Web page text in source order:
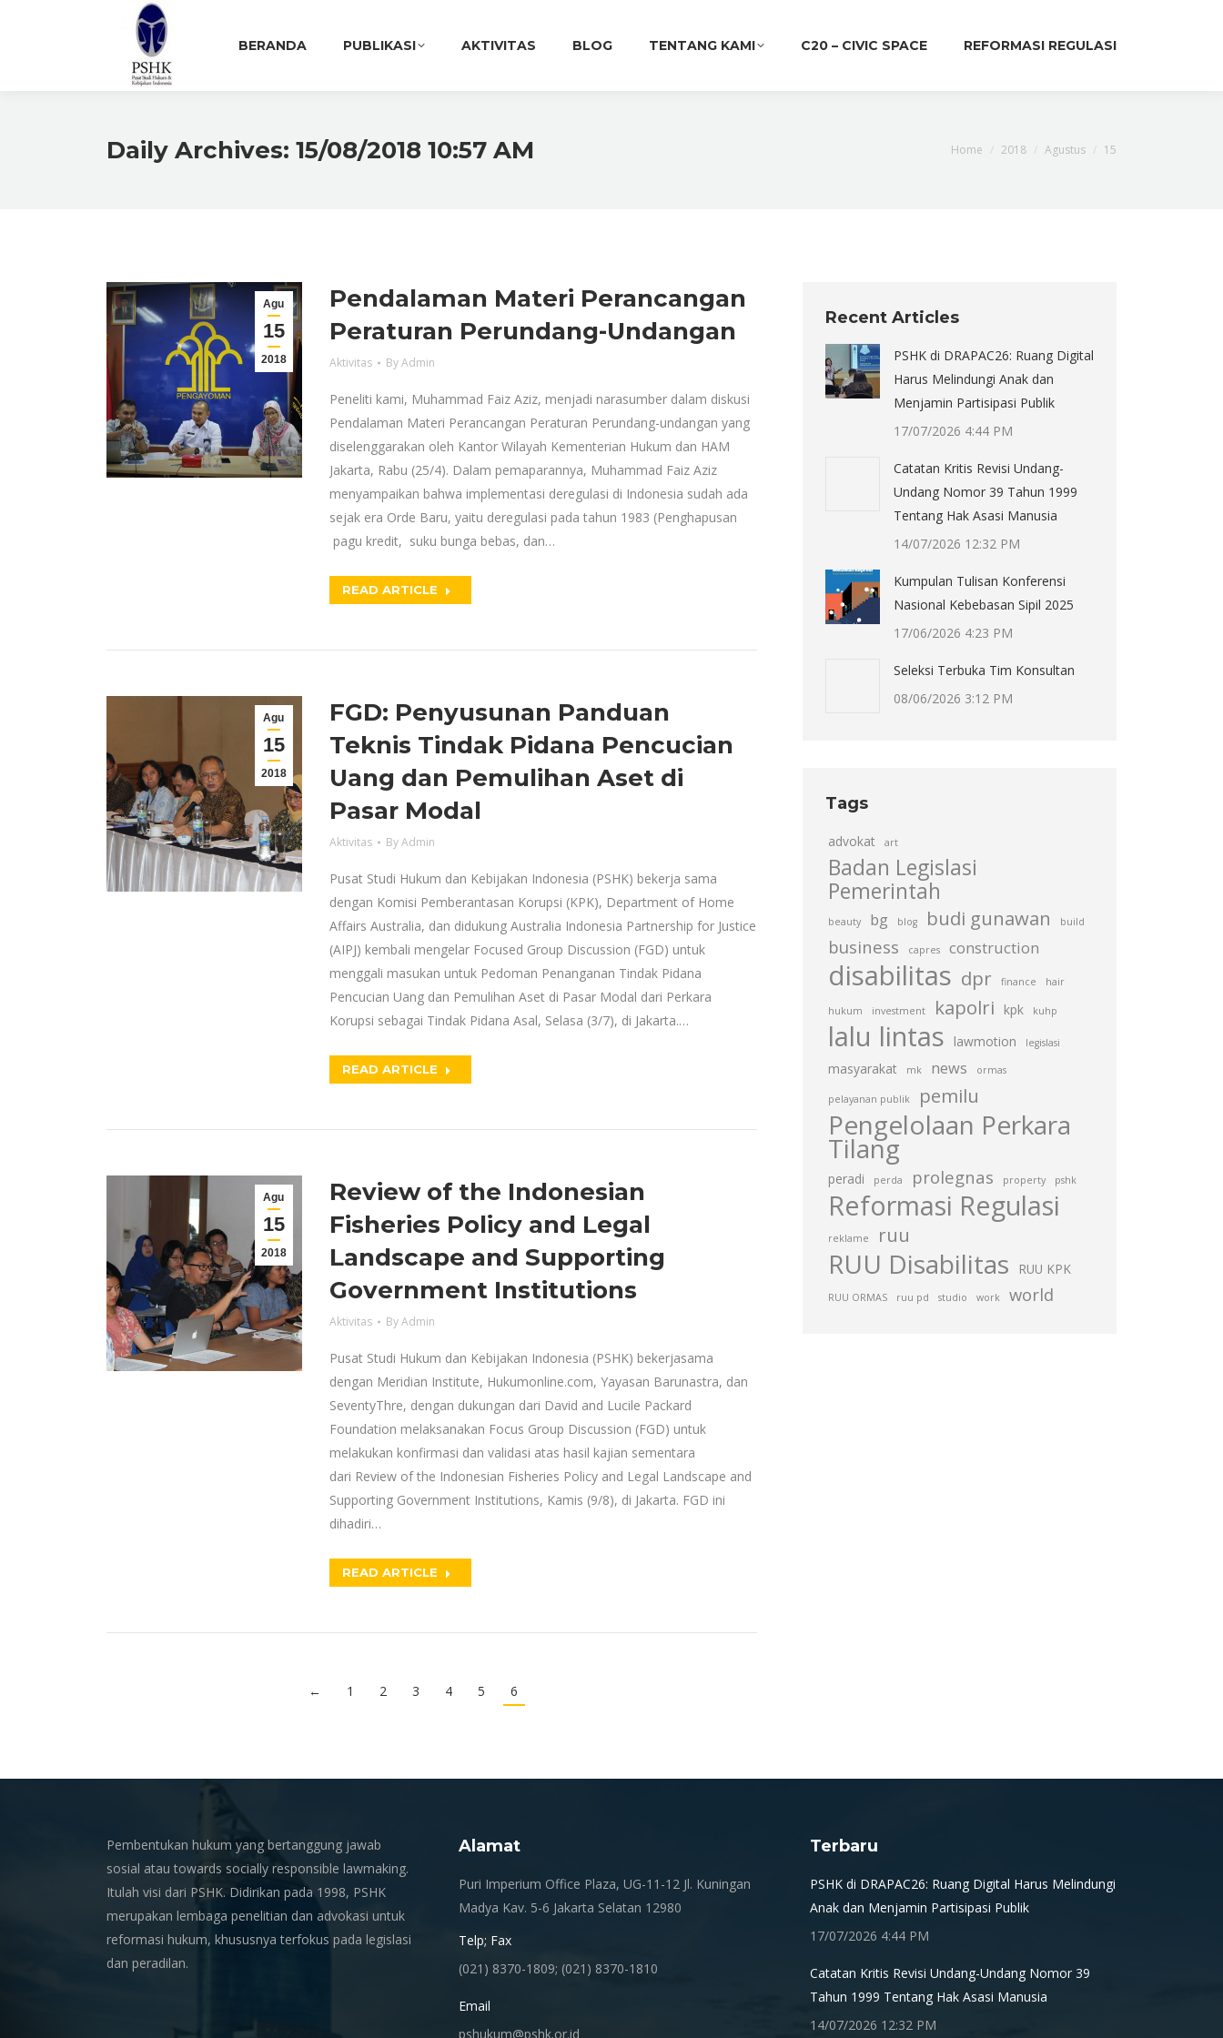
BERANDA PUBLIKASI AKTIVITAS BLOG TENTANG KAMI C20 – CIVIC SPACE REFORMASI REGULASI
Daily Archives: 15/08/2018 10:57 AM You are here:
Home 2018 Agustus 15
Agu
15
2018
Pendalaman Materi Perancangan
Peraturan Perundang-Undangan
Aktivitas ByAdmin
Peneliti kami, Muhammad Faiz Aziz, menjadi narasumber dalam diskusi
Pendalaman Materi Perancangan Peraturan Perundang-undangan yang
diselenggarakan oleh Kantor Wilayah Kementerian Hukum dan HAM
Jakarta, Rabu (25/4). Dalam pemaparannya, Muhammad Faiz Aziz
menyampaikan bahwa implementasi deregulasi di Indonesia sudah ada
sejak era Orde Baru, yaitu deregulasi pada tahun 1983 (Penghapusan
pagu kredit, suku bunga bebas, dan…
READ ARTICLE
Agu
15
2018
FGD: Penyusunan Panduan
Teknis Tindak Pidana Pencucian
Uang dan Pemulihan Aset di
Pasar Modal
Aktivitas ByAdmin
Pusat Studi Hukum dan Kebijakan Indonesia (PSHK) bekerja sama
dengan Komisi Pemberantasan Korupsi (KPK), Department of Home
Affairs Australia, dan didukung Australia Indonesia Partnership for Justice
(AIPJ) kembali mengelar Focused Group Discussion (FGD) untuk
menggali masukan untuk Pedoman Penanganan Tindak Pidana
Pencucian Uang dan Pemulihan Aset di Pasar Modal dari Perkara
Korupsi sebagai Tindak Pidana Asal, Selasa (3/7), di Jakarta.…
READ ARTICLE
Agu
15
2018
Review of the Indonesian
Fisheries Policy and Legal
Landscape and Supporting
Government Institutions
Aktivitas ByAdmin
Pusat Studi Hukum dan Kebijakan Indonesia (PSHK) bekerjasama
dengan Meridian Institute, Hukumonline.com, Yayasan Barunastra, dan
SeventyThre, dengan dukungan dari David and Lucile Packard
Foundation melaksanakan Focus Group Discussion (FGD) untuk
melakukan konfirmasi dan validasi atas hasil kajian sementara
dari Review of the Indonesian Fisheries Policy and Legal Landscape and
Supporting Government Institutions, Kamis (9/8), di Jakarta. FGD ini
dihadiri…
READ ARTICLE
← 1 2 3 4 5 6
Recent Articles
PSHK di DRAPAC26: Ruang Digital
Harus Melindungi Anak dan
Menjamin Partisipasi Publik
17/07/2026 4:44 PM
Catatan Kritis Revisi Undang-
Undang Nomor 39 Tahun 1999
Tentang Hak Asasi Manusia
14/07/2026 12:32 PM
Kumpulan Tulisan Konferensi
Nasional Kebebasan Sipil 2025
17/06/2026 4:23 PM
Seleksi Terbuka Tim Konsultan
08/06/2026 3:12 PM
Tags
advokat art
Badan Legislasi
Pemerintah
beauty bg blog budi gunawan build
business capres construction
disabilitas dpr finance hair
hukum investment kapolri kpk kuhp
lalu lintas lawmotion legislasi
masyarakat mk news ormas
pelayanan publik pemilu
Pengelolaan Perkara
Tilang
peradi perda prolegnas property pshk
Reformasi Regulasi
reklame ruu
RUU Disabilitas RUU KPK
RUU ORMAS ruu pd studio work world
Pembentukan hukum yang bertanggung jawab
sosial atau towards socially responsible lawmaking.
Itulah visi dari PSHK. Didirikan pada 1998, PSHK
merupakan lembaga penelitian dan advokasi untuk
reformasi hukum, khususnya terfokus pada legislasi
dan peradilan.
Alamat
Puri Imperium Office Plaza, UG-11-12 Jl. Kuningan
Madya Kav. 5-6 Jakarta Selatan 12980
Telp; Fax
(021) 8370-1809; (021) 8370-1810
Email
pshukum@pshk.or.id
Terbaru
PSHK di DRAPAC26: Ruang Digital Harus Melindungi
Anak dan Menjamin Partisipasi Publik
17/07/2026 4:44 PM
Catatan Kritis Revisi Undang-Undang Nomor 39
Tahun 1999 Tentang Hak Asasi Manusia
14/07/2026 12:32 PM